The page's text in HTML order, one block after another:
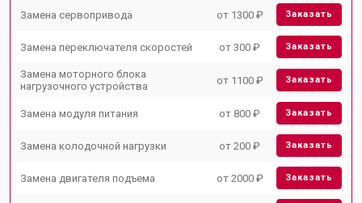
Замена сервопривода от 1300 ₽ Заказать
Замена переключателя скоростей от 300 ₽ Заказать
Замена моторного блока
нагрузочного устройства
от 1100 ₽ Заказать
Замена модуля питания от 800 ₽ Заказать
Замена колодочной нагрузки от 200 ₽ Заказать
Замена двигателя подъема от 2000 ₽ Заказать